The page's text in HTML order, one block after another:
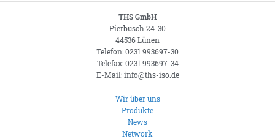
THS GmbH
Pierbusch 24-30
44536 Lünen
Telefon: 0231 993697-30
Telefax: 0231 993697-34
E-Mail: info@ths-iso.de
Wir über uns
Produkte
News
Network